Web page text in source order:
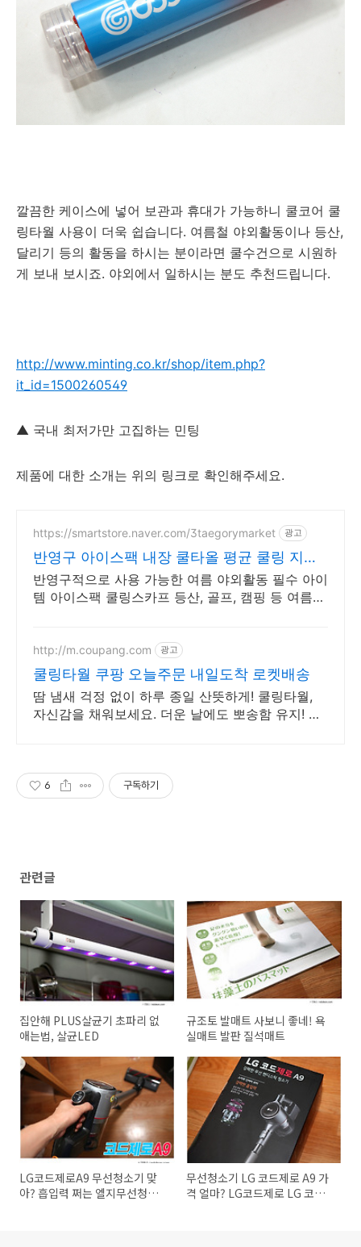
깔끔한 케이스에 넣어 보관과 휴대가 가능하니 쿨코어 쿨
링타월 사용이 더욱 쉽습니다. 여름철 야외활동이나 등산,
달리기 등의 활동을 하시는 분이라면 쿨수건으로 시원하
게 보내 보시죠. 야외에서 일하시는 분도 추천드립니다.
http://www.minting.co.kr/shop/item.php?
it_id=1500260549
▲ 국내 최저가만 고집하는 민팅
제품에 대한 소개는 위의 링크로 확인해주세요.
https://smartstore.naver.com/3taegorymarket 광고
반영구 아이스팩 내장 쿨타올 평균 쿨링 지속
시간 4시간
반영구적으로 사용 가능한 여름 야외활동 필수 아이
템 아이스팩 쿨링스카프 등산, 골프, 캠핑 등 여름
http://m.coupang.com 광고
쿨링타월 쿠팡 오늘주문 내일도착 로켓배송
땀 냄새 걱정 없이 하루 종일 산뜻하게! 쿨링타월,
자신감을 채워보세요. 더운 날에도 뽀송함 유지! 오
6 구독하기
관련글
집안해 PLUS살균기 초파리 없
애는법, 살균LED
규조토 발매트 사보니 좋네! 욕
실매트 발판 질석매트
LG코드제로A9 무선청소기 맞
아? 흡입력 쩌는 엘지무선청소
무선청소기 LG 코드제로 A9 가
격 얼마? LG코드제로 LG 코드